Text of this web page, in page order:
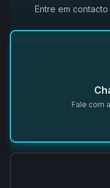
Entre em
Fale com